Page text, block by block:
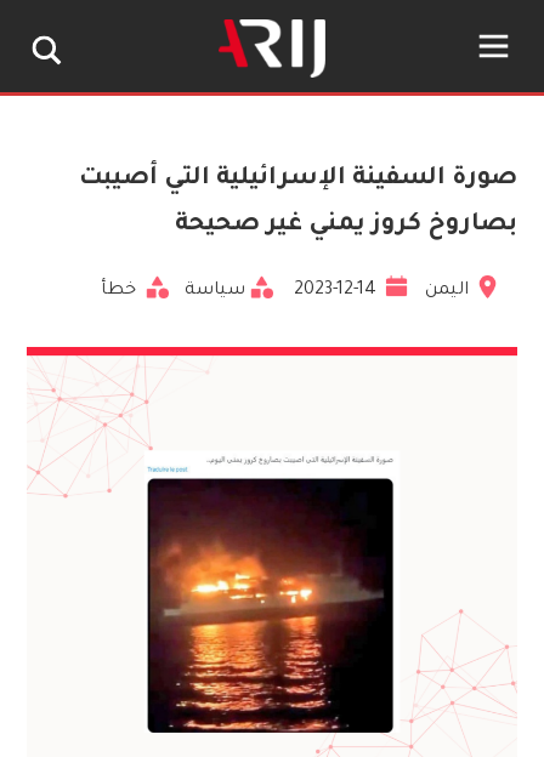
صورة السفينة الإسرائيلية التي أصيبت
بصاروخ كروز يمني غير صحيحة
اليمن 2023-12-14 سياسة خطأ